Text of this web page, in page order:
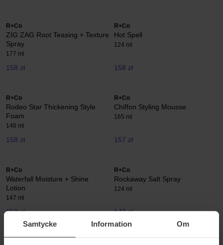
Samtycke Information Om
R+Co
ZIG ZAG Root Teasing + Texture
Spray
177 ml
158 zł
R+Co
Hot Spell
124 ml
158 zł
R+Co
Rodeo Star Thickening Style
Foam
146 ml
158 zł
R+Co
Chiffon Styling Mousse
165 ml
157 zł
R+Co
Waterfall Moisture + Shine
Lotion
147 ml
158 zł
R+Co
Rockaway Salt Spray
124 ml
143 zł